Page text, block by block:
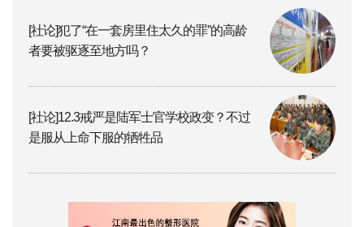
[社论]犯了“在一套房里住太久的罪”的高龄
者要被驱逐至地方吗？
[社论]12.3戒严是陆军士官学校政变？不过
是服从上命下服的牺牲品